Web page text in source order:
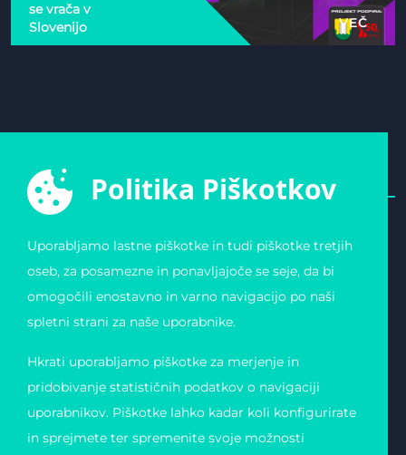
se vrača v
Slovenijo
VEČ
SLOVENIJE
Zvezda 19
Slovenija
Matična številka:
4123026000
Davčna številka: 11823739
podatkov
Piškotki
Politika Piškotkov
Uporabljamo lastne piškotke in tudi piškotke tretjih
oseb, za posamezne in ponavljajoče se seje, da bi
omogočili enostavno in varno navigacijo po naši
spletni strani za naše uporabnike.
Hkrati uporabljamo piškotke za merjenje in
pridobivanje statističnih podatkov o navigaciji
uporabnikov. Piškotke lahko kadar koli konfigurirate
in sprejmete ter spremenite svoje možnosti